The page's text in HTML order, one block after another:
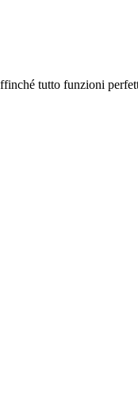
tutto funzioni